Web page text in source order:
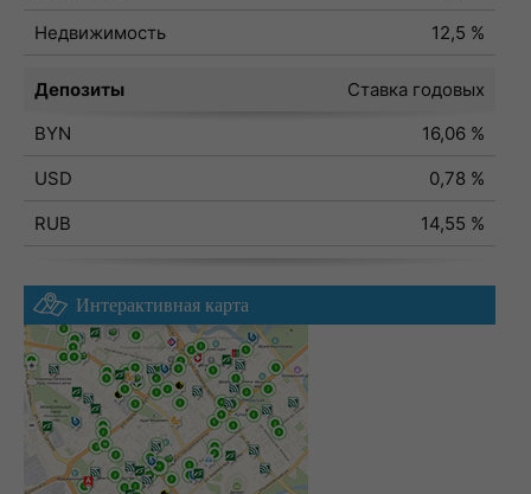
Недвижимость
12,5 %
Депозиты
Ставка годовых
BYN
16,06 %
USD
0,78 %
RUB
14,55 %
Интерактивная карта